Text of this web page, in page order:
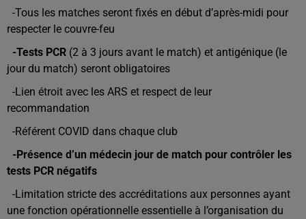
-Tous les matches seront fixés en début d’après-midi pour
respecter le couvre-feu
-Tests PCR (2 à 3 jours avant le match) et antigénique (le
jour du match) seront obligatoires
-Lien étroit avec les ARS et respect de leur
recommandation
-Référent COVID dans chaque club
-Présence d’un médecin jour de match pour contrôler les
tests PCR négatifs
-Limitation stricte des accréditations aux personnes ayant
une fonction opérationnelle essentielle à l’organisation du